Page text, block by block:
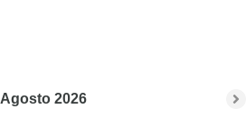
Agosto 2026